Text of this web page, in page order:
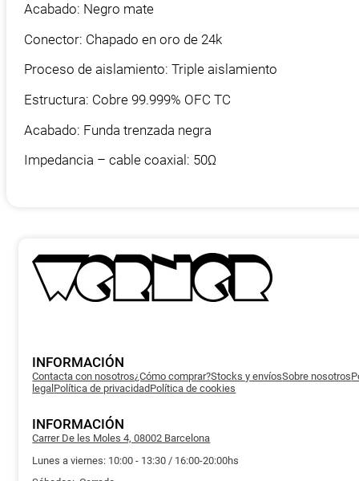
Acabado: Negro mate
Conector: Chapado en oro de 24k
Proceso de aislamiento: Triple aislamiento
Estructura: Cobre 99.999% OFC TC
Acabado: Funda trenzada negra
Impedancia – cable coaxial: 50Ω
INFORMACIÓN
Contacta con nosotros¿Cómo comprar?Stocks y envíosSobre nosotros
legal Política de privacidadPolítica de cookies
INFORMACIÓN
Carrer De les Moles 4, 08002 Barcelona
Lunes a viernes: 10:00 - 13:30 / 16:00-20:00hs